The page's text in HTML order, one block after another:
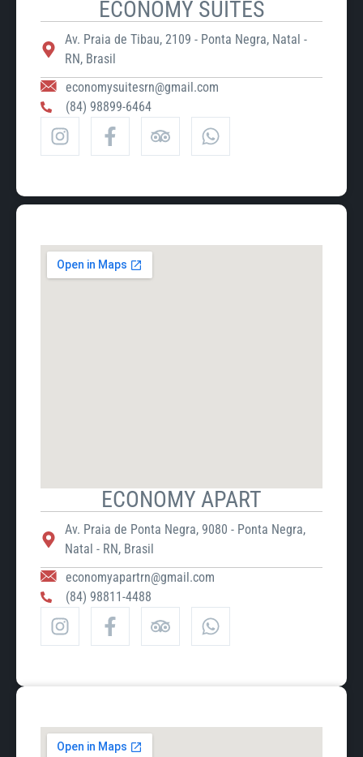
ECONOMY SUITES
Av. Praia de Tibau, 2109 - Ponta Negra, Natal -
RN, Brasil
economysuitesrn@gmail.com
(84) 98899-6464
ECONOMY APART
Av. Praia de Ponta Negra, 9080 - Ponta Negra,
Natal - RN, Brasil
economyapartrn@gmail.com
(84) 98811-4488